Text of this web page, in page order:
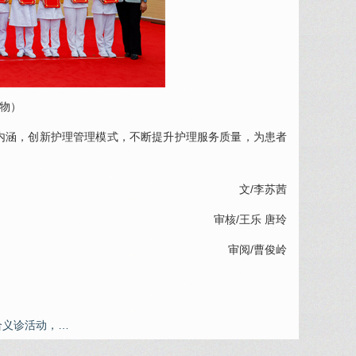
）
，创新护理管理模式，不断提升护理服务质量，为患者
文/李苏茜
审核/王乐 唐玲
审阅/曹俊岭
诊活动，…